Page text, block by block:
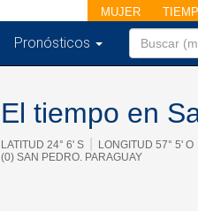
MUJER
Pronósticos
El tiempo en
LATITUD 24° 6' S LONGITUD 57° 5' O
(0) SAN PEDRO. PARAGUAY